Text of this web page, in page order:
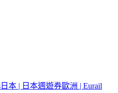
日本 | 日本週遊券歐洲 | Eurail